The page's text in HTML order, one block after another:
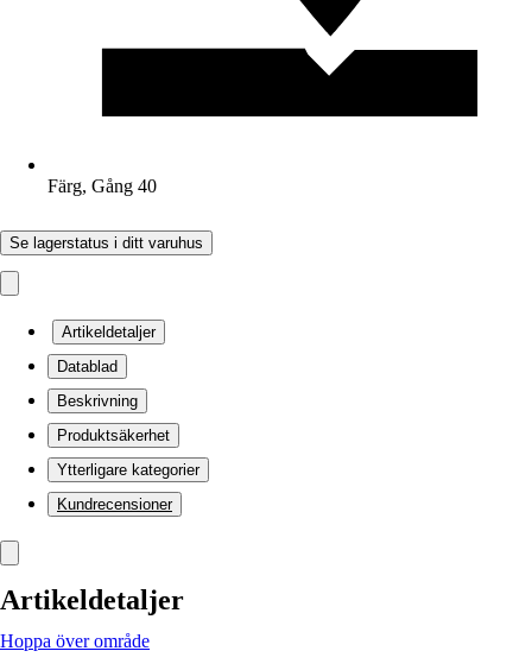
Färg, Gång 40
Se lagerstatus i ditt varuhus
Artikeldetaljer
Datablad
Beskrivning
Produktsäkerhet
Ytterligare kategorier
Kundrecensioner
Artikeldetaljer
Hoppa över område